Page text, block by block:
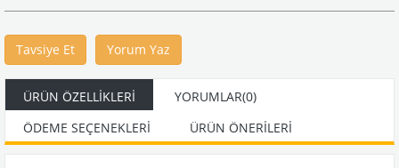
Tavsiye Et Yorum Yaz
ÜRÜN ÖZELLIKLERI YORUMLAR(0)
ÖDEME SEÇENEKLERI
ÜRÜN ÖNERILERI